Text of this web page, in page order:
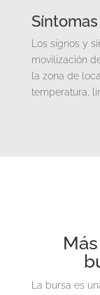
Síntomas
Los signos y
movilización
la zona de
temperatura,
La bursa es